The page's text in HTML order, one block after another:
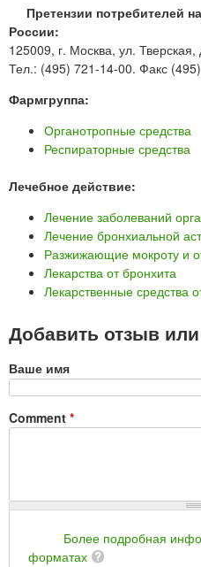
Претензии потребителей
России:
125009, г. Москва, ул. Тверская,
Тел.: (495) 721-14-00. Факс
Фармгруппа:
Органотропные средства
Респираторные средства
Лечебное действие:
Лечение заболеваний
Лечение бронхиальной
Разжижающие мокроту и
Лекарства от бронхита
Лекарственные средства
Добавить отзыв
Ваше имя
Comment *
Более подробная
форматах